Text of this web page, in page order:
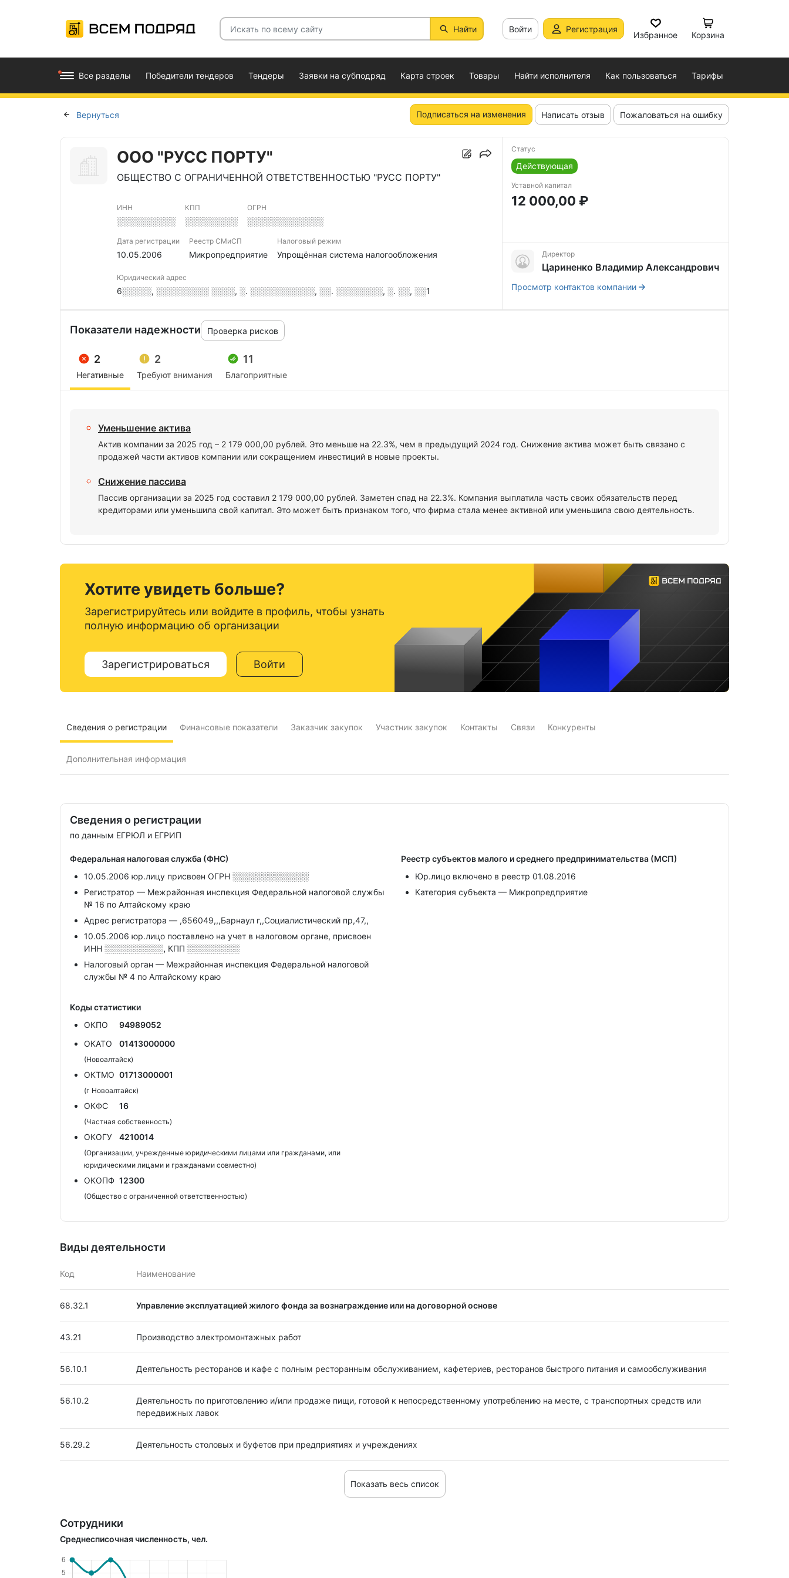
Найти Войти Регистрация
Избранное Корзина
Все разделы Победители тендеров Тендеры Заявки на субподряд Карта строек Товары Найти исполнителя Как пользоваться Тарифы
Вернуться Подписаться на изменения Написать отзыв Пожаловаться на ошибку
ООО "РУСС ПОРТУ"
ОБЩЕСТВО С ОГРАНИЧЕННОЙ ОТВЕТСТВЕННОСТЬЮ "РУСС ПОРТУ"
ИНН
░░░░░░░░░░
КПП
░░░░░░░░░
ОГРН
░░░░░░░░░░░░░
Дата регистрации
10.05.2006
Реестр СМиСП
Микропредприятие
Налоговый режим
Упрощённая система налогообложения
Юридический адрес
6░░░░░, ░░░░░░░░░ ░░░░, ░. ░░░░░░░░░░░, ░░. ░░░░░░░░, ░. ░░, ░░1
Статус
Действующая
Уставной капитал
12 000,00 ₽
Директор
Цариненко Владимир Александрович
Просмотр контактов компании
Показатели надежности Проверка рисков
2
Негативные
2
Требуют внимания
11
Благоприятные
Уменьшение актива
Актив компании за 2025 год – 2 179 000,00 рублей. Это меньше на 22.3%, чем в предыдущий 2024 год. Снижение актива может быть связано с
продажей части активов компании или сокращением инвестиций в новые проекты.
Снижение пассива
Пассив организации за 2025 год составил 2 179 000,00 рублей. Заметен спад на 22.3%. Компания выплатила часть своих обязательств перед
кредиторами или уменьшила свой капитал. Это может быть признаком того, что фирма стала менее активной или уменьшила свою деятельность.
Хотите увидеть больше?
Зарегистрируйтесь или войдите в профиль, чтобы узнать
полную информацию об организации
Зарегистрироваться Войти
Сведения о регистрации Финансовые показатели Заказчик закупок Участник закупок Контакты Связи Конкуренты
Дополнительная информация
Сведения о регистрации
по данным ЕГРЮЛ и ЕГРИП
Федеральная налоговая служба (ФНС)
10.05.2006 юр.лицу присвоен ОГРН ░░░░░░░░░░░░░
Регистратор — Межрайонная инспекция Федеральной налоговой службы
№ 16 по Алтайскому краю
Адрес регистратора — ,656049,,,Барнаул г,,Социалистический пр,47,,
10.05.2006 юр.лицо поставлено на учет в налоговом органе, присвоен
ИНН ░░░░░░░░░░, КПП ░░░░░░░░░
Налоговый орган — Межрайонная инспекция Федеральной налоговой
службы № 4 по Алтайскому краю
Реестр субъектов малого и среднего предпринимательства (МСП)
Юр.лицо включено в реестр 01.08.2016
Категория субъекта — Микропредприятие
Коды статистики
ОКПО
94989052
ОКАТО
01413000000
(Новоалтайск)
ОКТМО 01713000001
(г Новоалтайск)
ОКФС 16
(Частная собственность)
ОКОГУ 4210014
(Организации, учрежденные юридическими лицами или гражданами, или
юридическими лицами и гражданами совместно)
ОКОПФ 12300
(Общество с ограниченной ответственностью)
Виды деятельности
Код Наименование
68.32.1 Управление эксплуатацией жилого фонда за вознаграждение или на договорной основе
43.21 Производство электромонтажных работ
56.10.1 Деятельность ресторанов и кафе с полным ресторанным обслуживанием, кафетериев, ресторанов быстрого питания и самообслуживания
56.10.2
Деятельность по приготовлению и/или продаже пищи, готовой к непосредственному употреблению на месте, с транспортных средств или
передвижных лавок
56.29.2 Деятельность столовых и буфетов при предприятиях и учреждениях
Показать весь список
Сотрудники
Среднесписочная численность, чел.